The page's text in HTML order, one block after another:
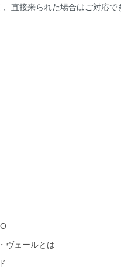
直接来られた場合はご対応で
ヴェールとは